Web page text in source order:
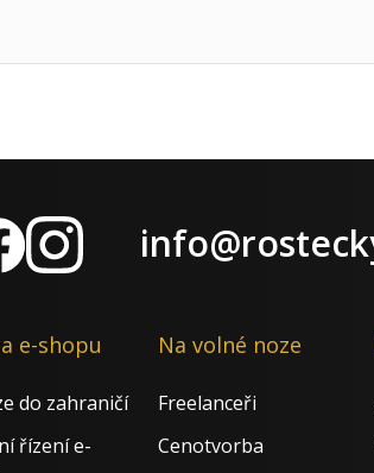
e-shopu
do zahraničí
řízení e-
Na volné noze
Freelanceři
Cenotvorba